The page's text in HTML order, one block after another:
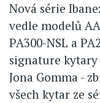
Nová série
vedle modelů
PA300-NSL a
signature kytary
Jona Gomma -
všech kytar ze